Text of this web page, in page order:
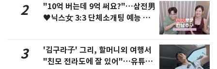
2
"10억 버는데 9억 써요?"…삼전男
♥닉스女 3:3 단체소개팅 예능 화
3
'김구라子' 그리, 할머니외 여행서
"친모 전라도에 잘 있어"…유튜브